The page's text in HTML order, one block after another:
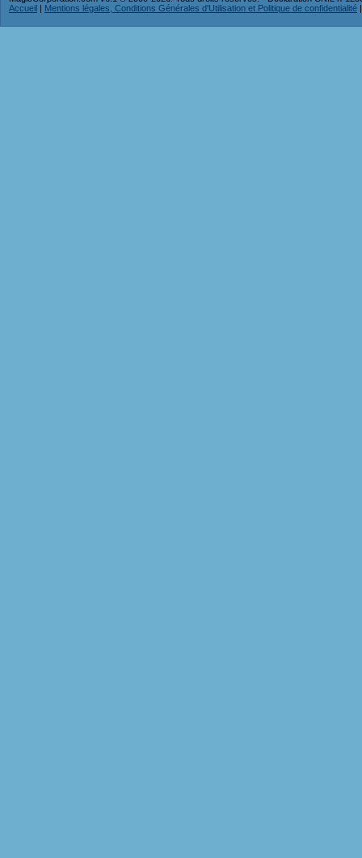
Accueil | Mentions légales, Conditions Générales d'Utilisation et Politique de confidentialité